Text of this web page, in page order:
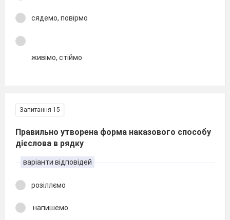
сядемо, повірмо
живімо, стіймо
Запитання 15
Правильно утворена форма наказового способу
дієслова в рядку
варіанти відповідей
розіллємо
напишемо